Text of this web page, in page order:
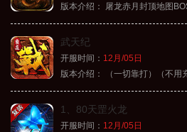
版本介绍：
屠龙赤月封顶地图
武天纪
开服时间： 12月/05日
版本介绍：
（一切靠打）（不用充
1、80天罡火龙
开服时间： 12月/05日